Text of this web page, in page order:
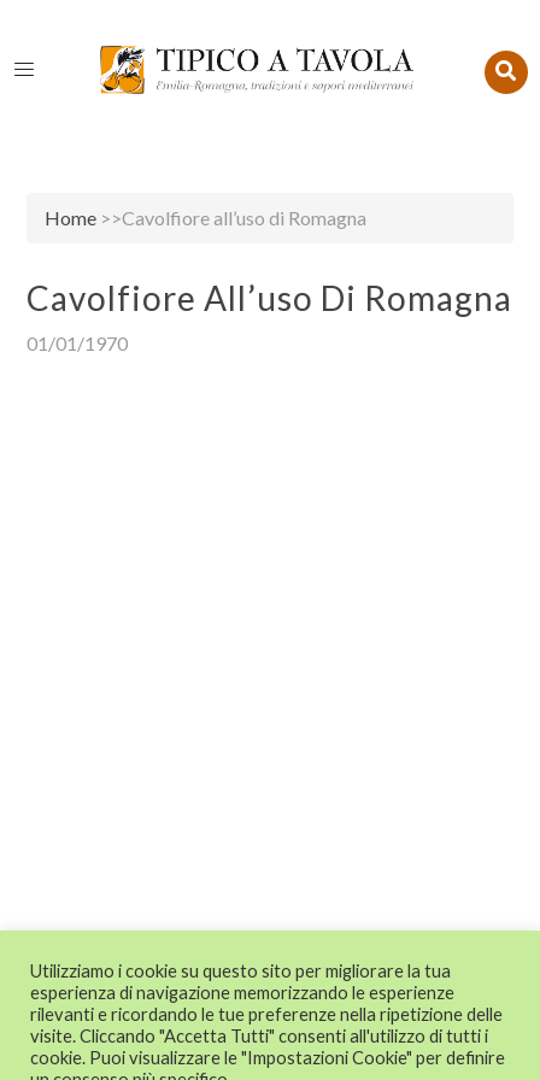
Home >>Cavolfiore all’uso di Romagna
Cavolfiore All’uso Di Romagna
01/01/1970
Utilizziamo i cookie su questo sito per migliorare la tua
esperienza di navigazione memorizzando le esperienze
rilevanti e ricordando le tue preferenze nella ripetizione delle
visite. Cliccando "Accetta Tutti" consenti all'utilizzo di tutti i
cookie. Puoi visualizzare le "Impostazioni Cookie" per definire